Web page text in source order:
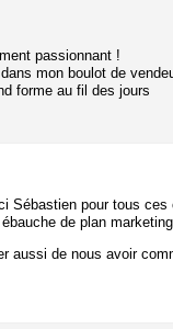
passionnant !
mon boulot de
forme au fil des jours
Sébastien pour tous
de plan marketing.
aussi de nous avoir